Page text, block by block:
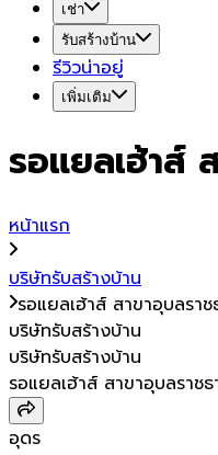
เช่า
รับสร้างบ้าน
รีวิวน่าอยู่
เพิ่มเติม
รอแยลเฮ้าส์
หน้าแรก
บริษัทรับสร้างบ้าน
รอแยลเฮ้าส์ สาขาอุบลราช
บริษัทรับสร้างบ้าน
บริษัทรับสร้างบ้าน
รอแยลเฮ้าส์ สาขาอุบลราช
อุดร